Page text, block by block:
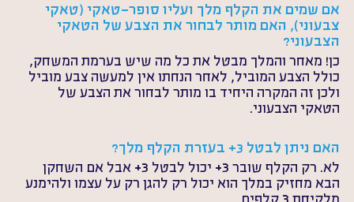
אם שמים את הקלף מלך ועליו סופר-טאקי (טאקי
צבעוני), האם מותר לבחור את הצבע של הטאקי
הצבעוני?
כן! מאחר והמלך מבטל את כל מה שיש בערמת המשחק,
כולל הצבע המוביל, לאחר הנחתו אין למעשה צבע מוביל
ולכן זה המקרה היחיד בו מותר לבחור את הצבע של
הטאקי הצבעוני.
האם ניתן לבטל 3+ בעזרת הקלף מלך?
לא. רק הקלף שובר 3+ יכול לבטל 3+ אבל אם השחקן
הבא מחזיק במלך הוא יכול רק להגן רק על עצמו ולהימנע